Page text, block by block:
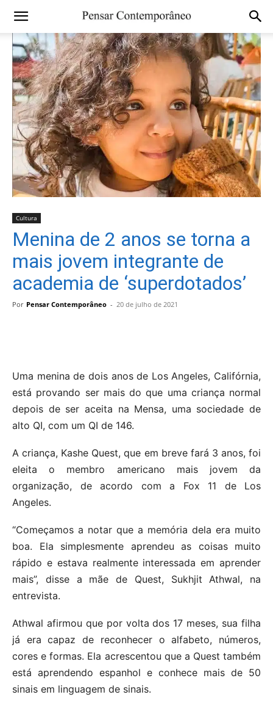
Cultura
Menina de 2 anos se torna a
mais jovem integrante de
academia de ‘superdotados’
Por Pensar Contemporâneo - 20 de julho de 2021
Uma menina de dois anos de Los Angeles, Califórnia,
está provando ser mais do que uma criança normal
depois de ser aceita na Mensa, uma sociedade de
alto QI, com um QI de 146.
A criança, Kashe Quest, que em breve fará 3 anos, foi
eleita o membro americano mais jovem da
organização, de acordo com a Fox 11 de Los
Angeles.
“Começamos a notar que a memória dela era muito
boa. Ela simplesmente aprendeu as coisas muito
rápido e estava realmente interessada em aprender
mais”, disse a mãe de Quest, Sukhjit Athwal, na
entrevista.
Athwal afirmou que por volta dos 17 meses, sua filha
já era capaz de reconhecer o alfabeto, números,
cores e formas. Ela acrescentou que a Quest também
está aprendendo espanhol e conhece mais de 50
sinais em linguagem de sinais.